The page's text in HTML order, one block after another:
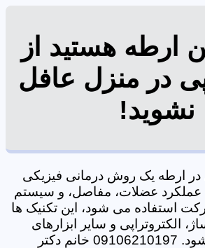
ارطه هستید از
در منزل عافل
نشوید!
در ارطه یک روش درمانی فیزیکی
عملکرد عضلات، مفاصل، و سیستم
استفاده می شود، این تکنیک ها
الکتروتراپی و سایر ابزارهای
فیزیک درمانی می شود. 09106210197 خانم دکتر